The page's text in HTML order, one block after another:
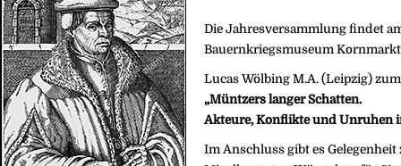
Die Jahresversammlung findet
Bauernkriegsmuseum
Lucas Wölbing M.A. (Leipzig)
„Müntzers langer Schatten.
Akteure, Konflikte und Unruhen
Im Anschluss gibt es